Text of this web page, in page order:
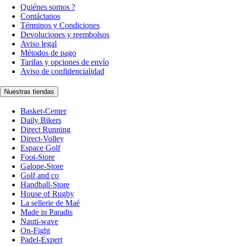
Quiénes somos ?
Contáctanos
Términos y Condiciones
Devoluciones y reembolsos
Aviso legal
Métodos de pago
Tarifas y opciones de envío
Aviso de confidencialidad
Nuestras tiendas
Basket-Center
Daily Bikers
Direct Running
Direct-Volley
Espace Golf
Foot-Store
Galope-Store
Golf and co
Handball-Store
House of Rugby
La sellerie de Maé
Made in Paradis
Nauti-wave
On-Fight
Padel-Expert